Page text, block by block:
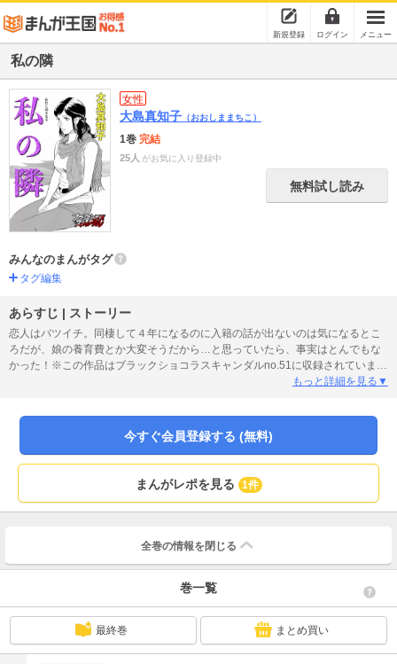
新規登録 ログイン メニュー
私の隣
女性
大島真知子 （おおしままちこ）
1巻 完結
25人 がお気に入り登録中
無料試し読み
みんなのまんがタグ
タグ編集
あらすじ | ストーリー
恋人はバツイチ。同棲して４年になるのに入籍の話が出ないのは気になるとこ
ろだが、娘の養育費とか大変そうだから…と思っていたら、事実はとんでもな
かった！※この作品はブラックショコラスキャンダルno.51に収録されていま
もっと詳細を見る▼
今すぐ会員登録する (無料)
まんがレポを見る 1件
全巻の情報を 閉じる
巻一覧
最終巻 まとめ買い